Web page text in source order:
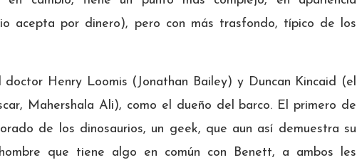
acepta por dinero), pero con más trasfondo, típico de los
Henry Loomis (Jonathan Bailey) y Duncan Kincaid (el
Mahershala Ali), como el dueño del barco. El primero de
de los dinosaurios, un geek, que aun así demuestra su
que tiene algo en común con Benett, a ambos les